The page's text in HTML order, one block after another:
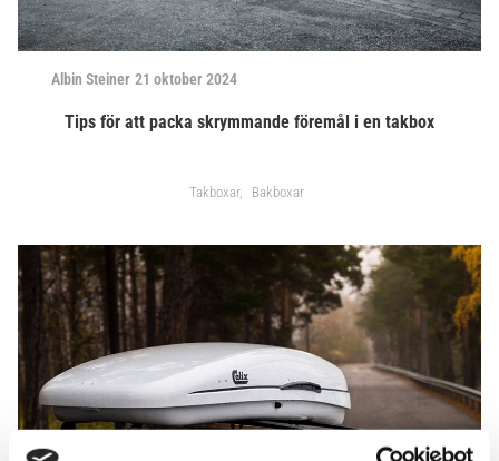
Albin Steiner 21 oktober 2024
Tips för att packa skrymmande föremål i en takbox
Takboxar Bakboxar